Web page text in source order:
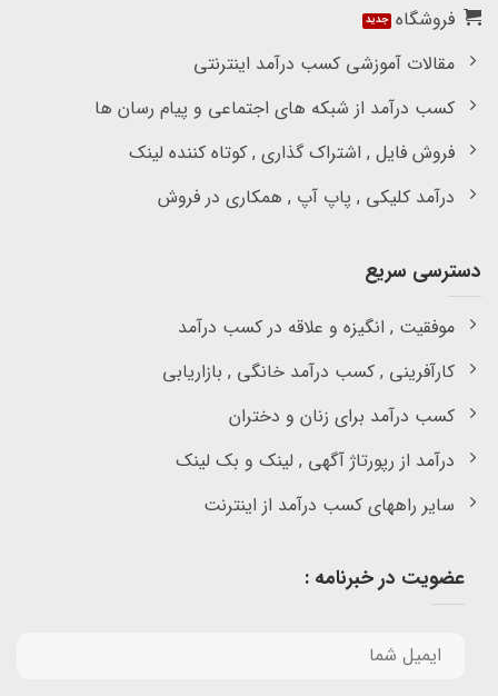
فروشگاه
مقالات آموزشی کسب درآمد اینترنتی
کسب درآمد از شبکه های اجتماعی و پیام رسان ها
فروش فایل , اشتراک گذاری , کوتاه کننده لینک
درآمد کلیکی , پاپ آپ , همکاری در فروش
دسترسی سریع
موفقیت , انگیزه و علاقه در کسب درآمد
کارآفرینی , کسب درآمد خانگی , بازاریابی
کسب درآمد برای زنان و دختران
درآمد از رپورتاژ آگهی , لینک و بک لینک
سایر راههای کسب درآمد از اینترنت
عضویت در خبرنامه :